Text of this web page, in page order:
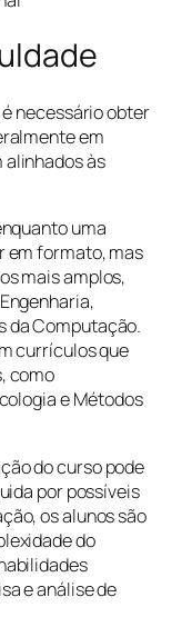
necessário obter
em
alinhados às
uma
em formato, mas
mais amplos,
da Computação.
currículos que
como
e Métodos
do curso pode
por possíveis
os alunos são
do
e análise de